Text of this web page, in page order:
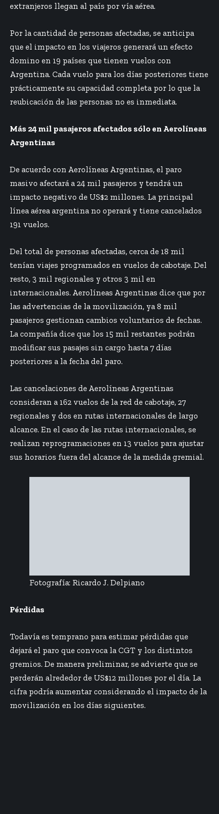
extranjeros llegan al país por vía aérea.
Por la cantidad de personas afectadas, se anticipa
que el impacto en los viajeros generará un efecto
domino en 19 países que tienen vuelos con
Argentina. Cada vuelo para los días posteriores tiene
prácticamente su capacidad completa por lo que la
reubicación de las personas no es inmediata.
Más 24 mil pasajeros afectados sólo en Aerolíneas
Argentinas
De acuerdo con Aerolíneas Argentinas, el paro
masivo afectará a 24 mil pasajeros y tendrá un
impacto negativo de US$2 millones. La principal
línea aérea argentina no operará y tiene cancelados
191 vuelos.
Del total de personas afectadas, cerca de 18 mil
tenían viajes programados en vuelos de cabotaje. Del
resto, 3 mil regionales y otros 3 mil en
internacionales. Aerolíneas Argentinas dice que por
las advertencias de la movilización, ya 8 mil
pasajeros gestionan cambios voluntarios de fechas.
La compañía dice que los 15 mil restantes podrán
modificar sus pasajes sin cargo hasta 7 días
posteriores a la fecha del paro.
Las cancelaciones de Aerolíneas Argentinas
consideran a 162 vuelos de la red de cabotaje, 27
regionales y dos en rutas internacionales de largo
alcance. En el caso de las rutas internacionales, se
realizan reprogramaciones en 13 vuelos para ajustar
sus horarios fuera del alcance de la medida gremial.
Fotografía: Ricardo J. Delpiano
Pérdidas
Todavía es temprano para estimar pérdidas que
dejará el paro que convoca la CGT y los distintos
gremios. De manera preliminar, se advierte que se
perderán alrededor de US$12 millones por el día. La
cifra podría aumentar considerando el impacto de la
movilización en los días siguientes.